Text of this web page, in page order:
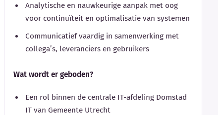
Analytische en nauwkeurige aanpak met oog
voor continuïteit en optimalisatie van systemen
Communicatief vaardig in samenwerking met
collega’s, leveranciers en gebruikers
Wat wordt er geboden?
Een rol binnen de centrale IT-afdeling Domstad
IT van Gemeente Utrecht